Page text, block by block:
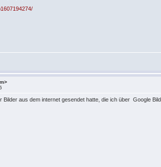
Bilder aus dem internet gesendet hatte, die ich über Google